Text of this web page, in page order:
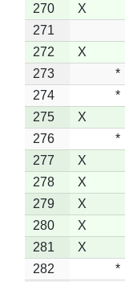
270
X
271
272
X
273
*
274
*
275
X
276
*
277
X
278
X
279
X
280
X
281
X
282
*